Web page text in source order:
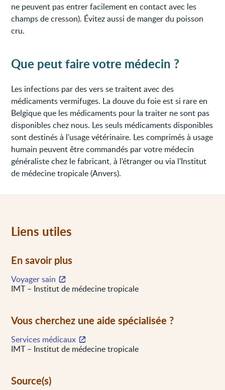
ne peuvent pas entrer facilement en contact avec les
champs de cresson). Évitez aussi de manger du poisson
cru.
Que peut faire votre médecin ?
Les infections par des vers se traitent avec des
médicaments vermifuges. La douve du foie est si rare en
Belgique que les médicaments pour la traiter ne sont pas
disponibles chez nous. Les seuls médicaments disponibles
sont destinés à l’usage vétérinaire. Les comprimés à usage
humain peuvent être commandés par votre médecin
généraliste chez le fabricant, à l’étranger ou via l'Institut
de médecine tropicale (Anvers).
Liens utiles
En savoir plus
Voyager sain
IMT – Institut de médecine tropicale
Vous cherchez une aide spécialisée ?
Services médicaux
IMT – Institut de médecine tropicale
Source(s)